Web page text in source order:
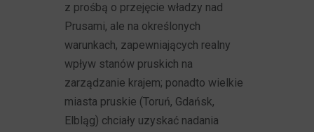
z prośbą o przejęcie władzy nad
Prusami, ale na określonych
warunkach, zapewniających realny
wpływ stanów pruskich na
zarządzanie krajem; ponadto wielkie
miasta pruskie (Toruń, Gdańsk,
Elbląg) chciały uzyskać nadania